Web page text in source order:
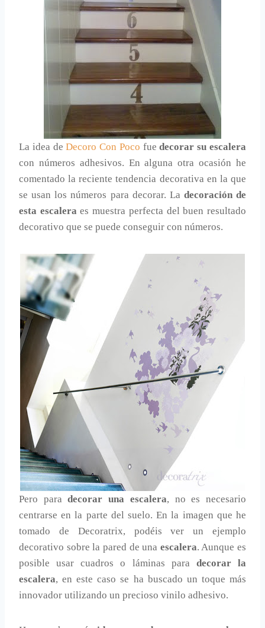
La idea deDecoro Con Poco fuedecorar su escalera
con números adhesivos. En alguna otra ocasión he
comentado la reciente tendencia decorativa en la que
se usan los números para decorar. La decoración de
esta escalera es muestra perfecta del buen resultado
decorativo que se puede conseguir con números.
Pero paradecorar una escalera, no es necesario
centrarse en la parte del suelo. En la imagen que he
tomado de Decoratrix, podéis ver un ejemplo
decorativo sobre la pared de una escalera. Aunque es
posible usar cuadros o láminas para decorar la
escalera, en este caso se ha buscado un toque más
innovador utilizando un precioso vinilo adhesivo.